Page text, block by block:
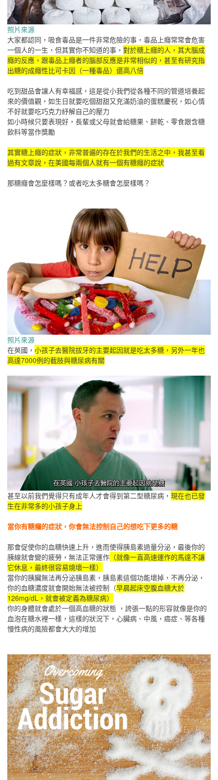
照片來源
大家都認同，吸食毒品是一件非常危險的事，毒品上癮常常會危害
一個人的一生，但其實你不知道的事， 對於糖上癮的人，其大腦成
癮的反應，跟毒品上癮者的腦部反應是非常相似的，甚至有研究指
出糖的成癮性比可卡因（一種毒品）還高八倍
吃到甜品會讓人有幸福感，這是從小我們從各種不同的管道培養起
來的價值觀，如生日就要吃個甜甜又充滿奶油的蛋糕慶祝，如心情
不好就要吃巧克力紓解自己的壓力
如小時候只要表現好，長輩或父母就會給糖果、餅乾、零食跟含糖
飲料等當作獎勵
其實糖上癮的症狀，非常普遍的存在於我們的生活之中，我甚至看
過有文章說，在美國每兩個人就有一個有糖癮的症狀
那糖癮會怎麼樣嗎？或者吃太多糖會怎麼樣嗎？
照片來源
在英國， 小孩子去醫院拔牙的主要起因就是吃太多糖，另外一年也
高達7000例的截肢與糖尿病有關
甚至以前我們覺得只有成年人才會得到第二型糖尿病， 現在也已發
生在非常多的小孩子身上
當你有糖癮的症狀，你會無法控制自己的想吃下更多的糖
那會促使你的血糖快速上升，進而使得胰島素過量分泌，最後你的
胰線就會變的疲勞，無法正常運作 （就像一直高速運作的馬達不讓
它休息，最終很容易燒壞一樣）
當你的胰臟無法再分泌胰島素，胰島素這個功能壞掉，不再分泌，
你的血糖濃度就會開始無法被控制（早晨起床空腹血糖大於
126mg/dL，就會被定義為糖尿病）
你的身體就會處於一個高血糖的狀態 ，誇張一點的形容就像是你的
血泡在糖水裡一樣，這樣的狀況下，心臟病、中風，癌症、等各種
慢性病的風險都會大大的增加